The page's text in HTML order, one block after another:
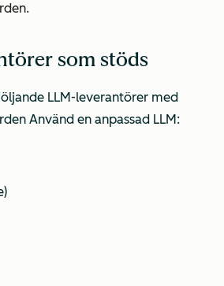
som stöds
LLM-leverantörer med
Använd en anpassad LLM: